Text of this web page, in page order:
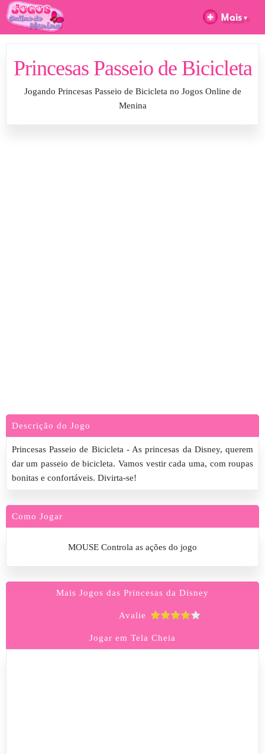
Princesas Passeio de Bicicleta
Jogando Princesas Passeio de Bicicleta no Jogos Online de
Menina
Descrição do Jogo
Princesas Passeio de Bicicleta - As princesas da Disney, querem
dar um passeio de bicicleta. Vamos vestir cada uma, com roupas
bonitas e confortáveis. Divirta-se!
Como Jogar
MOUSE Controla as ações do jogo
Mais Jogos das Princesas da Disney
Avalie
Jogar em Tela Cheia